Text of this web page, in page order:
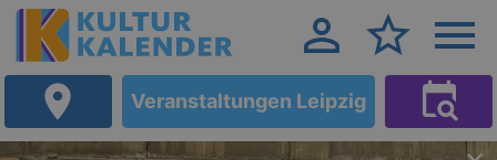
Veranstaltungen Leipzig